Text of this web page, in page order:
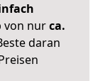
von nurca.
daran